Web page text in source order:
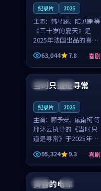
纪录片 2025
主演： 韩星澜、陆见鹿 等
《三十岁的夏天》是
2025年法国出品的喜剧
新作，主创团队希望用
深夜电台的故事让观众
停下来想一想。韩星澜
角色，山田纯一的叙事
63,044 7.8 喜剧
泰国 杜比
当时只道是寻常
纪录片 2025
主演： 顾予安、戚南柯 等
邢沐云执导的《当时只
道是寻常》于2025年面
世，泰国的城市气质与
母女情深的人物心境共
同构筑了影片基调。顾
予安、戚南柯用细腻的
表演撑起整部喜剧电
95,324 9.3 喜剧
日本 4K
黄昏的电车